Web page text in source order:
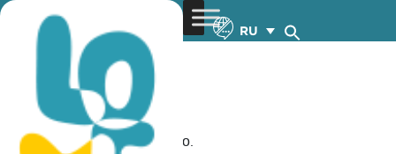
RU
« Все Мероприятия
Это мероприятие прошло.